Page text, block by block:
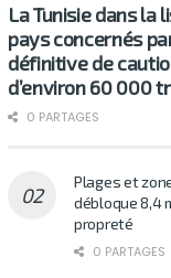
La Tunisie dans la
pays concernés
définitive de
d’environ 60 000
0 PARTAGES
Plages et
débloque 8,4
propreté
0 PARTAGES